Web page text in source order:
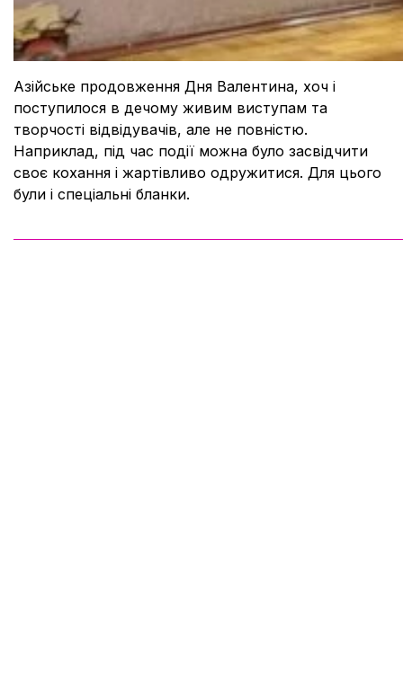
Азійське продовження Дня Валентина, хоч і
поступилося в дечому живим виступам та
творчості відвідувачів, але не повністю.
Наприклад, під час події можна було засвідчити
своє кохання і жартівливо одружитися. Для цього
були і спеціальні бланки.